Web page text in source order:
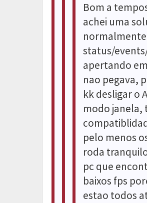
Bom a
achei uma
normalmente
status/
apertando
nao pegava,
kk desligar o
modo janela,
pelo menos
roda
pc que
baixos fps
estao todos